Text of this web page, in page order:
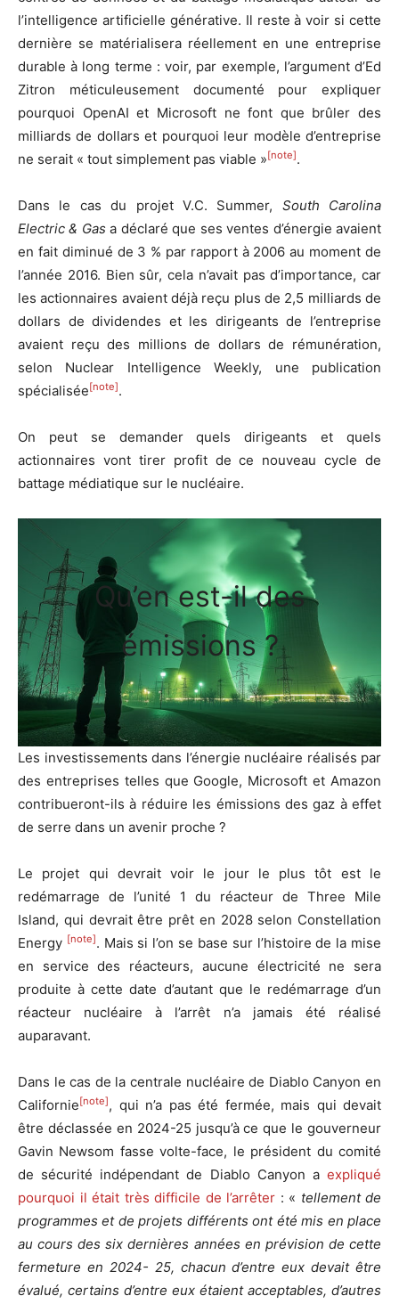
l’intelligence artificielle générative. Il reste à voir si cette
dernière se matérialisera réellement en une entreprise
durable à long terme : voir, par exemple, l’argument d’Ed
Zitron méticuleusement documenté pour expliquer
pourquoi OpenAI et Microsoft ne font que brûler des
milliards de dollars et pourquoi leur modèle d’entreprise
ne serait « tout simplement pas viable »[note].
Dans le cas du projet V.C. Summer, South Carolina
Electric & Gas a déclaré que ses ventes d’énergie avaient
en fait diminué de 3 % par rapport à 2006 au moment de
l’année 2016. Bien sûr, cela n’avait pas d’importance, car
les actionnaires avaient déjà reçu plus de 2,5 milliards de
dollars de dividendes et les dirigeants de l’entreprise
avaient reçu des millions de dollars de rémunération,
selon Nuclear Intelligence Weekly, une publication
spécialisée[note].
On peut se demander quels dirigeants et quels
actionnaires vont tirer profit de ce nouveau cycle de
battage médiatique sur le nucléaire.
Qu’en est-il des
émissions ?
Les investissements dans l’énergie nucléaire réalisés par
des entreprises telles que Google, Microsoft et Amazon
contribueront-ils à réduire les émissions des gaz à effet
de serre dans un avenir proche ?
Le projet qui devrait voir le jour le plus tôt est le
redémarrage de l’unité 1 du réacteur de Three Mile
Island, qui devrait être prêt en 2028 selon Constellation
Energy [note]. Mais si l’on se base sur l’histoire de la mise
en service des réacteurs, aucune électricité ne sera
produite à cette date d’autant que le redémarrage d’un
réacteur nucléaire à l’arrêt n’a jamais été réalisé
auparavant.
Dans le cas de la centrale nucléaire de Diablo Canyon en
Californie[note], qui n’a pas été fermée, mais qui devait
être déclassée en 2024-25 jusqu’à ce que le gouverneur
Gavin Newsom fasse volte-face, le président du comité
de sécurité indépendant de Diablo Canyon a expliqué
pourquoi il était très difficile de l’arrêter : « tellement de
programmes et de projets différents ont été mis en place
au cours des six dernières années en prévision de cette
fermeture en 2024- 25, chacun d’entre eux devait être
évalué, certains d’entre eux étaient acceptables, d’autres